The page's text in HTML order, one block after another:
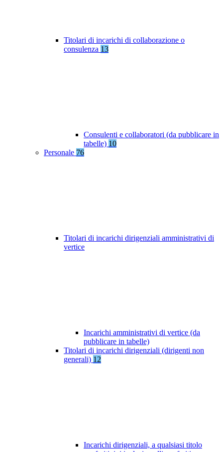
Titolari di incarichi di collaborazione o
consulenza 13
Consulenti e collaboratori (da pubblicare in
tabelle) 10
Personale 76
Titolari di incarichi dirigenziali amministrativi di
vertice
Incarichi amministrativi di vertice (da
pubblicare in tabelle)
Titolari di incarichi dirigenziali (dirigenti non
generali) 12
Incarichi dirigenziali, a qualsiasi titolo